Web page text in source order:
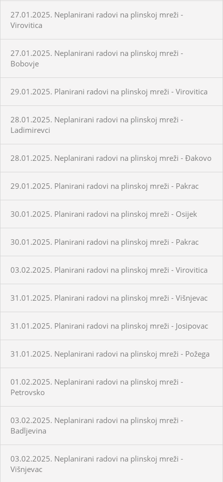
27.01.2025. Neplanirani radovi na plinskoj mreži -
Virovitica
27.01.2025. Neplanirani radovi na plinskoj mreži -
Bobovje
29.01.2025. Planirani radovi na plinskoj mreži - Virovitica
28.01.2025. Neplanirani radovi na plinskoj mreži -
Ladimirevci
28.01.2025. Neplanirani radovi na plinskoj mreži - Đakovo
29.01.2025. Planirani radovi na plinskoj mreži - Pakrac
30.01.2025. Planirani radovi na plinskoj mreži - Osijek
30.01.2025. Planirani radovi na plinskoj mreži - Pakrac
03.02.2025. Planirani radovi na plinskoj mreži - Virovitica
31.01.2025. Planirani radovi na plinskoj mreži - Višnjevac
31.01.2025. Planirani radovi na plinskoj mreži - Josipovac
31.01.2025. Neplanirani radovi na plinskoj mreži - Požega
01.02.2025. Neplanirani radovi na plinskoj mreži -
Petrovsko
03.02.2025. Neplanirani radovi na plinskoj mreži -
Badljevina
03.02.2025. Neplanirani radovi na plinskoj mreži -
Višnjevac